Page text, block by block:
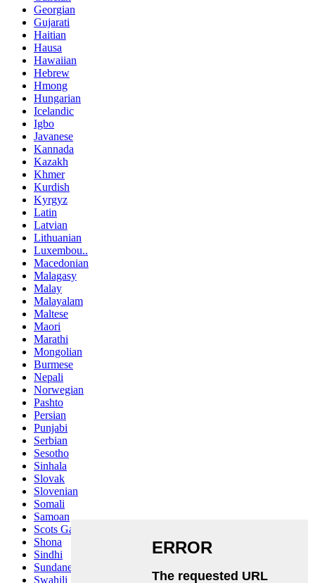
Georgian
Gujarati
Haitian
Hausa
Hawaiian
Hebrew
Hmong
Hungarian
Icelandic
Igbo
Javanese
Kannada
Kazakh
Khmer
Kurdish
Kyrgyz
Latin
Latvian
Lithuanian
Luxembou..
Macedonian
Malagasy
Malay
Malayalam
Maltese
Maori
Marathi
Mongolian
Burmese
Nepali
Norwegian
Pashto
Persian
Punjabi
Serbian
Sesotho
Sinhala
Slovak
Slovenian
Somali
Samoan
Scots Gaelic
Shona
Sindhi
Sundanese
Swahili